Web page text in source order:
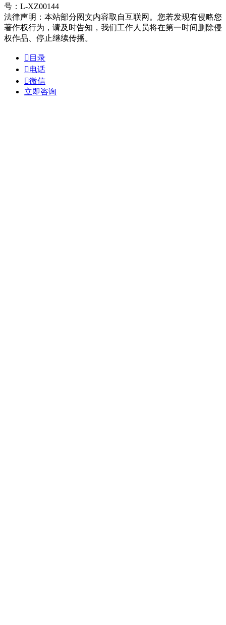
号：L-XZ00144
法律声明：本站部分图文内容取自互联网。您若发现有侵略您
著作权行为，请及时告知，我们工作人员将在第一时间删除侵
权作品、停止继续传播。
 目录
电话
微信
立即咨询